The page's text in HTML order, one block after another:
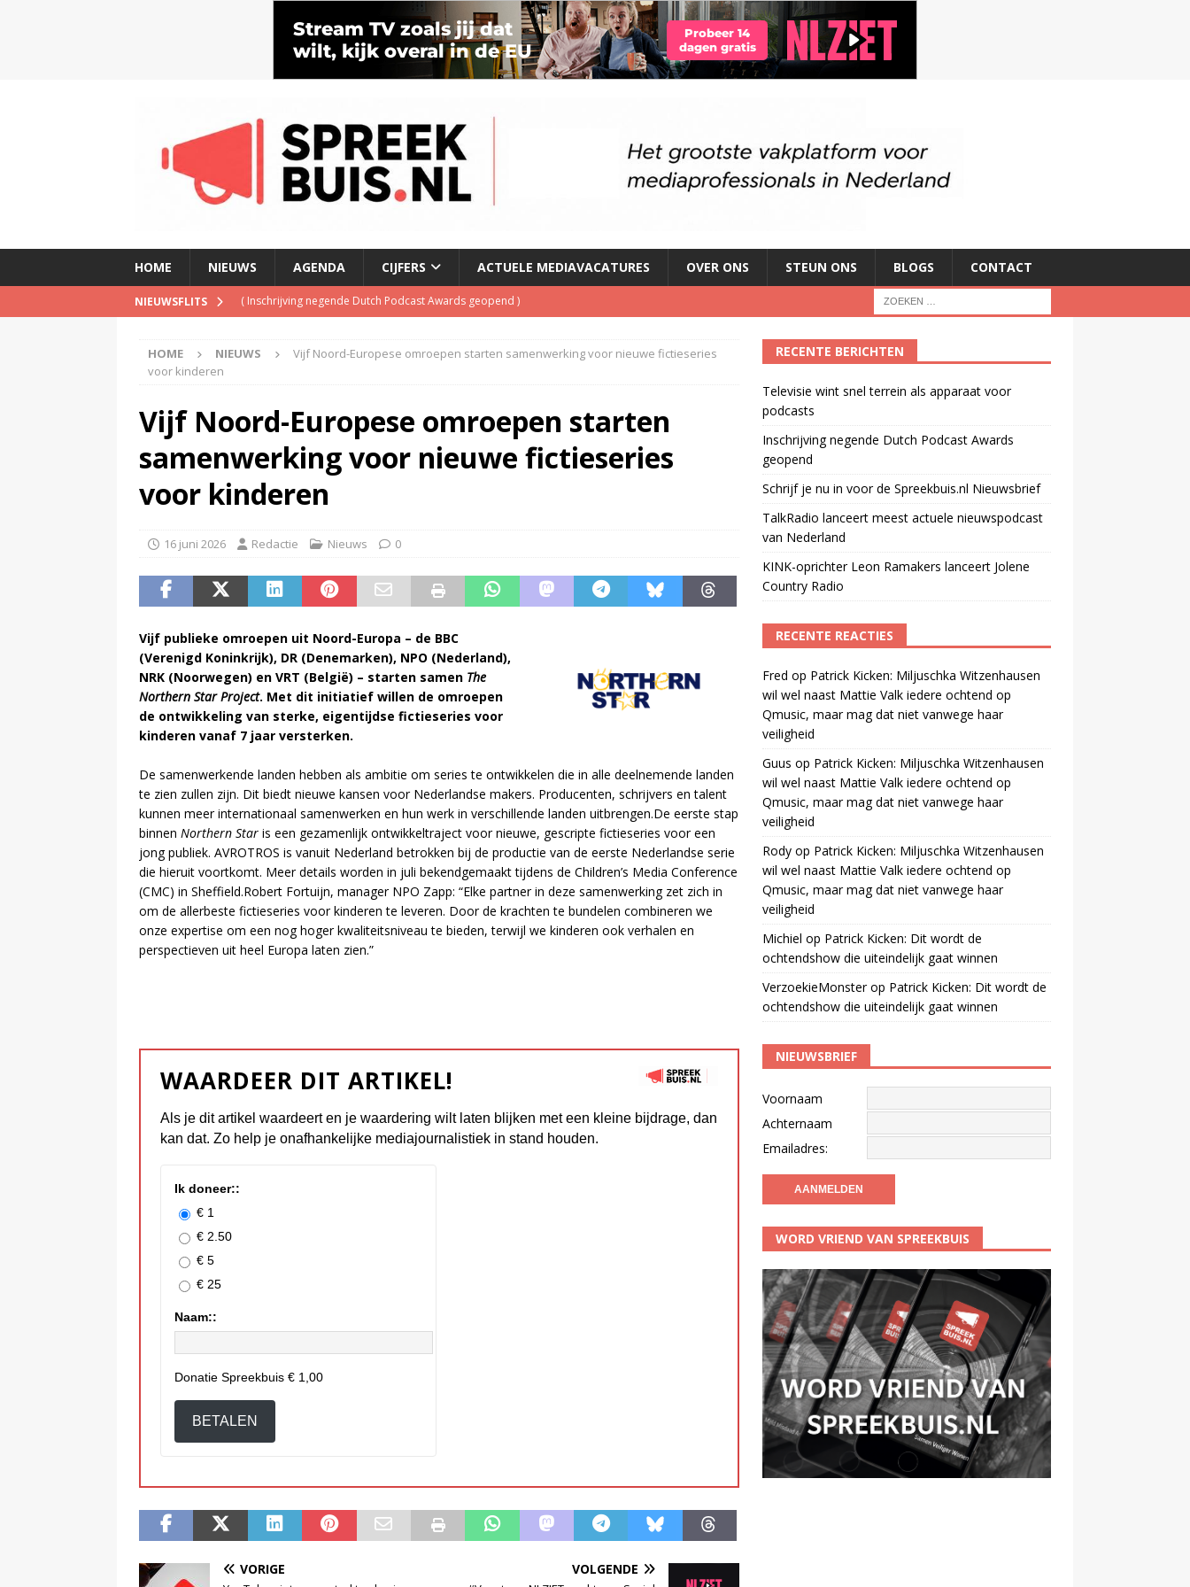
HOME NIEUWS AGENDA CIJFERS ACTUELE MEDIAVACATURES OVER ONS STEUN ONS BLOGS CONTACT
NIEUWSFLITS ( Inschrijving negende Dutch Podcast Awards geopend )
(TalkRadio lanceert meest actuele nieuwspodcast van Nederland)
(Televisie wint snel terrein als apparaat voor podcasts)
HOME NIEUWS
Vijf Noord-Europese omroepen starten samenwerking voor nieuwe fictieseries
voor kinderen
Vijf Noord-Europese omroepen starten
samenwerking voor nieuwe fictieseries
voor kinderen
16 juni 2026 Redactie Nieuws 0
Vijf publieke omroepen uit Noord-Europa – de BBC
(Verenigd Koninkrijk), DR (Denemarken), NPO (Nederland),
NRK (Noorwegen) en VRT (België) – starten samen The
Northern Star Project. Met dit initiatief willen de omroepen
de ontwikkeling van sterke, eigentijdse fictieseries voor
kinderen vanaf 7 jaar versterken.
De samenwerkende landen hebben als ambitie om series te ontwikkelen die in alle deelnemende landen
te zien zullen zijn. Dit biedt nieuwe kansen voor Nederlandse makers. Producenten, schrijvers en talent
kunnen meer internationaal samenwerken en hun werk in verschillende landen uitbrengen.De eerste stap
binnen Northern Star is een gezamenlijk ontwikkeltraject voor nieuwe, gescripte fictieseries voor een
jong publiek. AVROTROS is vanuit Nederland betrokken bij de productie van de eerste Nederlandse serie
die hieruit voortkomt. Meer details worden in juli bekendgemaakt tijdens de Children’s Media Conference
(CMC) in Sheffield.Robert Fortuijn, manager NPO Zapp: “Elke partner in deze samenwerking zet zich in
om de allerbeste fictieseries voor kinderen te leveren. Door de krachten te bundelen combineren we
onze expertise om een nog hoger kwaliteitsniveau te bieden, terwijl we kinderen ook verhalen en
perspectieven uit heel Europa laten zien.”
WAARDEER DIT ARTIKEL!
Als je dit artikel waardeert en je waardering wilt laten blijken met een kleine bijdrage, dan
kan dat. Zo help je onafhankelijke mediajournalistiek in stand houden.
Ik doneer::
€ 1
€ 2.50
€ 5
€ 25
Naam::
Donatie Spreekbuis € 1,00
BETALEN
VORIGE VOLGENDE
RECENTE BERICHTEN
Televisie wint snel terrein als apparaat voor
podcasts
Inschrijving negende Dutch Podcast Awards
geopend
Schrijf je nu in voor de Spreekbuis.nl Nieuwsbrief
TalkRadio lanceert meest actuele nieuwspodcast
van Nederland
KINK-oprichter Leon Ramakers lanceert Jolene
Country Radio
RECENTE REACTIES
Fred op Patrick Kicken: Miljuschka Witzenhausen
wil wel naast Mattie Valk iedere ochtend op
Qmusic, maar mag dat niet vanwege haar
veiligheid
Guus op Patrick Kicken: Miljuschka Witzenhausen
wil wel naast Mattie Valk iedere ochtend op
Qmusic, maar mag dat niet vanwege haar
veiligheid
Rodyop Patrick Kicken: Miljuschka Witzenhausen
wil wel naast Mattie Valk iedere ochtend op
Qmusic, maar mag dat niet vanwege haar
veiligheid
Michiel op Patrick Kicken: Dit wordt de
ochtendshow die uiteindelijk gaat winnen
VerzoekieMonsterop Patrick Kicken: Dit wordt de
ochtendshow die uiteindelijk gaat winnen
NIEUWSBRIEF
Voornaam
Achternaam
Emailadres:
WORD VRIEND VAN SPREEKBUIS